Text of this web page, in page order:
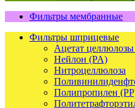
Фильтры мембранные
Фильтры шприцевые
Ацетат
Нейлон (PA)
Нитроцеллюлоза
Полипропилен